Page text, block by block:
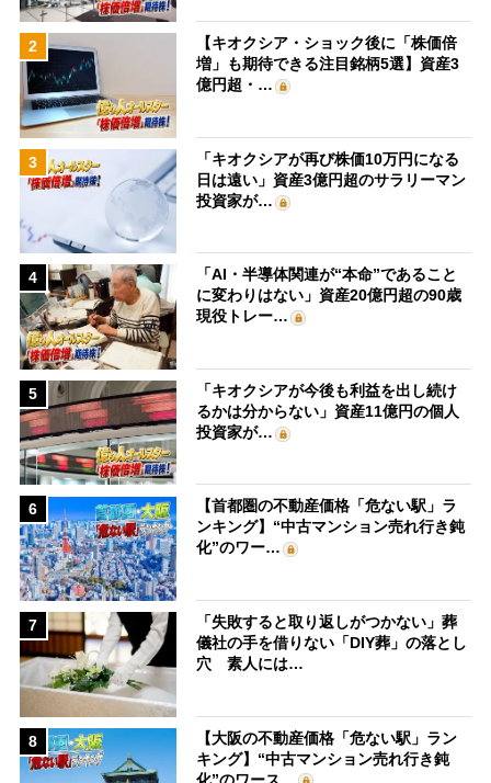
2
【キオクシア・ショック後に「株価倍
増」も期待できる注目銘柄5選】資産3
億円超・…
3
「キオクシアが再び株価10万円になる
日は遠い」資産3億円超のサラリーマン
投資家が…
4
「AI・半導体関連が“本命”であること
に変わりはない」資産20億円超の90歳
現役トレー…
5
「キオクシアが今後も利益を出し続け
るかは分からない」資産11億円の個人
投資家が…
6
【首都圏の不動産価格「危ない駅」ラ
ンキング】“中古マンション売れ行き鈍
化”のワー…
7
「失敗すると取り返しがつかない」葬
儀社の手を借りない「DIY葬」の落とし
穴 素人には…
8
【大阪の不動産価格「危ない駅」ラン
キング】“中古マンション売れ行き鈍
化”のワース…